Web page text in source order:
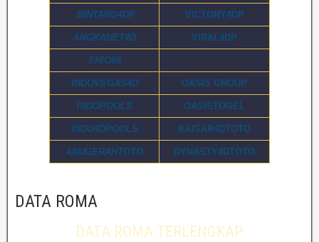
BINTANG4DP VICTORY4DP
ANGKANET4D VIRAL4DP
SHIO88
INDOVEGAS4D OASIS GROUP
INDOPOOLS OASISTOGEL
INDO4DPOOLS KAISAR4DTOTO
ANUGERAHTOTO DYNASTY4DTOTO
DATA ROMA
DATA ROMA TERLENGKAP